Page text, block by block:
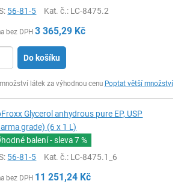
56-81-5 Kat. č.: LC-8475.2
bez DPH 3 365,29 Kč
Do košíku
látek za výhodnou cenu Poptat větší množství
Glycerol anhydrous pure EP, USP
grade) (6 x 1 L)
balení - sleva7 %
56-81-5 Kat. č.: LC-8475.1_6
bez DPH 11 251,24 Kč